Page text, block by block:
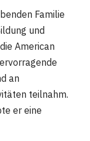
Familie
und
American
an
teilnahm.
er eine